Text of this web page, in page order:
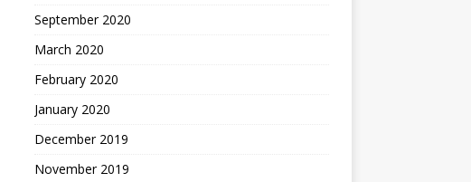
September 2020
March 2020
February 2020
January 2020
December 2019
November 2019